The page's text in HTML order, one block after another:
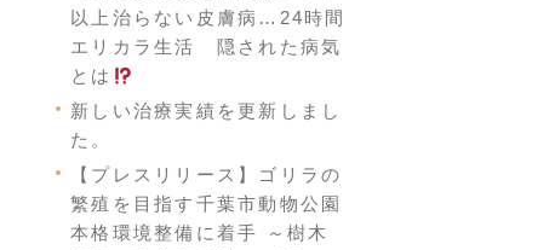
以上治らない皮膚病…24時間
エリカラ生活 隠された病気
とは
新しい治療実績を更新しまし
た。
【プレスリリース】ゴリラの
繁殖を目指す千葉市動物公園
本格環境整備に着手 ～樹木